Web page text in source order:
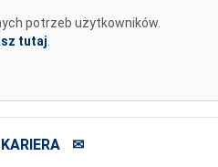
potrzeb użytkowników.
tutaj
KARIERA ✉